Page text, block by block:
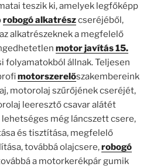
teszik ki, amelyek legfőképp
robogó alkatrészcseréjéből,
alkatrészeknek a megfelelő
motor javítás 15.
folyamatokból állnak. Teljesen
motorszerelőszakembereink
motorolaj szűrőjének cseréjét,
leeresztő csavar alátét
még láncszett csere,
és tisztítása, megfelelő
továbbá olajcsere,robogó
a motorkerékpár gumik